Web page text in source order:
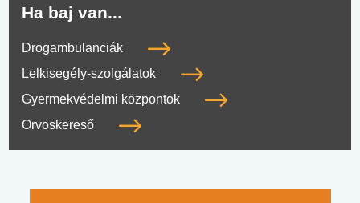
Ha baj van...
Drogambulanciák
Lelkisegély-szolgálatok
Gyermekvédelmi központok
Orvoskereső